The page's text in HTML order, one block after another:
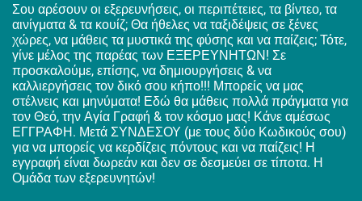
Σου αρέσουν οι εξερευνήσεις, οι περιπέτειες, τα βίντεο, τα
αινίγματα & τα κουίζ; Θα ήθελες να ταξιδέψεις σε ξένες
χώρες, να μάθεις τα μυστικά της φύσης και να παίζεις; Τότε,
γίνε μέλος της παρέας των ΕΞΕΡΕΥΝΗΤΩΝ! Σε
προσκαλούμε, επίσης, να δημιουργήσεις & να
καλλιεργήσεις τον δικό σου κήπο!!! Μπορείς να μας
στέλνεις και μηνύματα! Εδώ θα μάθεις πολλά πράγματα για
τον Θεό, την Αγία Γραφή & τον κόσμο μας! Κάνε αμέσως
ΕΓΓΡΑΦΗ. Μετά ΣΥΝΔΕΣΟΥ (με τους δύο Κωδικούς σου)
για να μπορείς να κερδίζεις πόντους και να παίζεις! Η
εγγραφή είναι δωρεάν και δεν σε δεσμεύει σε τίποτα. Η
Ομάδα των εξερευνητών!